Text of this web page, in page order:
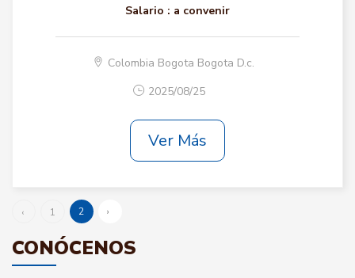
Salario : a convenir
Colombia Bogota Bogota D.c.
2025/08/25
Ver Más
‹ 1 2 ›
CONÓCENOS